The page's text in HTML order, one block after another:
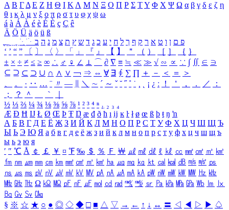
Α Β ΓΔ Ε Ζ Η Θ Ι ΚΛ Μ Ν Ξ Ο Π Ρ Σ ΤΥ Φ Χ Ψ Ω α β γ δ ε ζ η
θ ι κ λ μ ν ξ ο π ρ σ τ υ φ χ ψ ω
á à Á À é è É È ç Ç ê
Ä Ö Ü ä ö ü ß
ִֶֹ ֻּ ׁׂ פ ם ן ו ט א ר ק ף ך ל ח י ע כ ג ד ש ץ ת צ מ נ ה ב
‘ ’ “ ” 〔 〕 〈 〉 「 」 『 』 【 】 ＂ （ ） ［ ］ ｛ ｝
± × ÷ ≠ ≤ ≥ ∞ ∴ ♂ ♀ ∠ ⊥ ⌒ ∂ ∇ ≡ ≒ ≪ ≫ √ ∽ ∝ ∵ ∫ ∬ ∈ ∋
⊆ ⊇ ⊂ ⊃ ∪ ∩ ∧ ∨ ￢ ⇒ ⇔ ∀ ∃ ∮ ∑ ∏ ＋ － ＜ ＝
＞
、
。 · ‥ … ¨ 〃 ― ＼ ∼ ´ ～ ˇ ˘ ˝ ˚ ˙ ¸ ¡ ¿ ː ！ ＇ ， ． ／
：
；
？ ＾ ｀
½ ⅓ ⅔ ¼ ¾ ⅛ ⅜ ⅝ ⅞ ¹ ² ³ ⁴ ⁿ ₁ ₂ ₃ ₄
Æ Ð Ħ Ĳ Ł Ø Œ Þ Ŧ Ŋ æ đ ð ħ ı ĳ ĸ ŀ ł ø œ ß þ ŧ ŋ ŉ
А Б В Г Д Е Ё Ж З И Й К Л М Н О П Р С Т У Ф Х Ц Ч Ш Щ Ъ
Ы Ь Э Ю Я а б в г д е ё ж з и й к л м н о п р с т у ф х ц ч ш щ ъ
ы ь э ю я
′ ″ ℃ Å ￠ ￡ ￥ ¤ ℉ ‰ ＄ ％ Ｆ ￦ ㎕ ㎖ ㎗ ℓ ㎘ ㏄ ㎣ ㎤ ㎥ ㎦
㎙ ㎚ ㎛ ㎜ ㎝ ㎞ ㎟ ㎠ ㎡ ㎢ ㏊ ㎍ ㎎ ㎏ ㏏ ㎈ ㎉ ㏈ ㎧ ㎨ ㎰
㎱ ㎲ ㎳ ㎴ ㎵ ㎶ ㎷ ㎸ ㎹ ㎀ ㎁ ㎂ ㎃ ㎄ ㎺ ㎻ ㎽ ㎾ ㎿ ㎐ ㎑
㎒ ㎓ ㎔ Ω ㏀ ㏁ ㎊ ㎋ ㎌ ㏖ ㏅ ㎭ ㎮ ㎯ ㏛ ㎩ ㎪ ㎫ ㎬ ㏝ ㏐
㏓
㏃ ㏉ ㏜ ㏆
§ ※ ☆ ★ ○ ● ◎ ◇ ◆ □ ■ △ ▽ → ← ↑ ↓ ↔ 〓 ◁ ◀ ▷ ▶ ♤